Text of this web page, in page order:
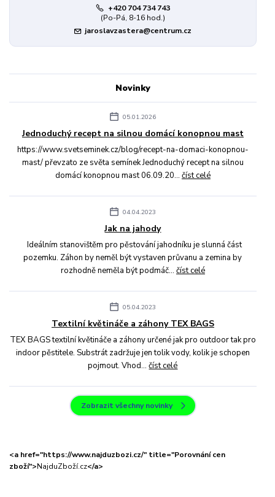
+420 704 734 743
(Po-Pá, 8-16 hod.)
jaroslavzastera@centrum.cz
Novinky
05.01.2026
Jednoduchý recept na silnou domácí konopnou mast
https://www.svetseminek.cz/blog/recept-na-domaci-konopnou-
mast/ převzato ze světa semínek Jednoduchý recept na silnou
domácí konopnou mast 06.09.20... číst celé
04.04.2023
Jak na jahody
Ideálním stanovištěm pro pěstování jahodníku je slunná část
pozemku. Záhon by neměl být vystaven průvanu a zemina by
rozhodně neměla být podmáč... číst celé
05.04.2023
Textilní květináče a záhony TEX BAGS
TEX BAGS textilní květináče a záhony určené jak pro outdoor tak pro
indoor pěstitele. Substrát zadržuje jen tolik vody, kolik je schopen
pojmout. Vhod...číst celé
Zobrazit všechny novinky
<a href="https://www.najduzbozi.cz/" title="Porovnání cen
zboží">NajduZboží.cz</a>